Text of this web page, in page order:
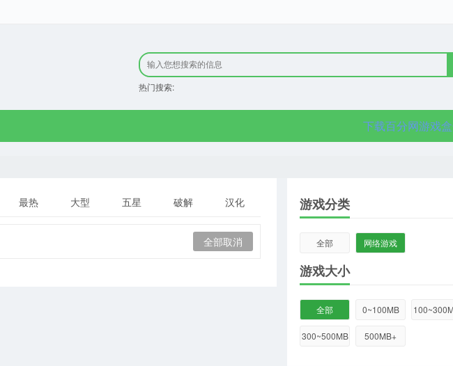
热门搜索:
下载百分网游戏
最热 大型 五星 破解 汉化
全部取消
游戏分类
全部 网络游戏
游戏大小
全部 0~100MB
300~500MB 500MB+